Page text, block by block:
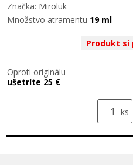
Značka: Miroluk
Množstvo atramentu 19 ml
Produkt si
Oproti originálu
ušetríte 25 €
ks